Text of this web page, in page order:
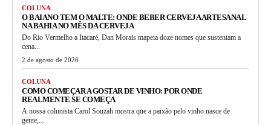
COLUNA
O BAIANO TEM O MALTE: ONDE BEBER CERVEJA ARTESANAL
NA BAHIA NO MÊS DA CERVEJA
Do Rio Vermelho a Itacaré, Dan Morais mapeia doze nomes que sustentam a
cena...
2 de agosto de 2026
COLUNA
COMO COMEÇAR A GOSTAR DE VINHO: POR ONDE
REALMENTE SE COMEÇA
A nossa colunista Carol Souzah mostra que a paixão pelo vinho nasce de
gente,...